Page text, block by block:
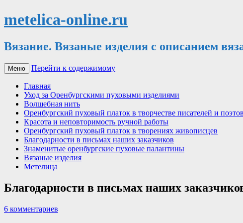
metelica-online.ru
Вязание. Вязаные изделия с описанием
Меню Перейти к содержимому
Главная
Уход за Оренбургскими пуховыми изделиями
Волшебная нить
Оренбургский пуховый платок в творчестве писателей и поэтов
Красота и неповторимость ручной работы
Оренбургский пуховый платок в творениях живописцев
Благодарности в письмах наших заказчиков
Знаменитые оренбургские пуховые палантины
Вязаные изделия
Метелица
Благодарности в письмах наших
6 комментариев